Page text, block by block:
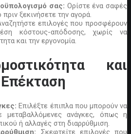
σας: Ορίστε ένα σαφές
ξεκινήσετε την αγορά.
επιλογές που προσφέρουν
κόστους-απόδοσης, χωρίς να
και την εργονομία.
και
Επιλέξτε έπιπλα που μπορούν να
μεταβαλλόμενες ανάγκες, όπως η
ή αλλαγές στη διαρρύθμιση.
Σκεφτείτε επιλογές που